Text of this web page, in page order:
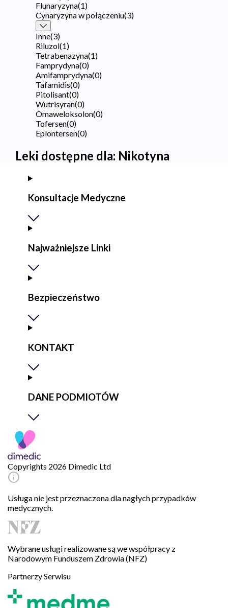
Flunaryzyna(1)
Cynaryzyna w połączeniu(3)
Inne(3)
Riluzol(1)
Tetrabenazyna(1)
Famprydyna(0)
Amifamprydyna(0)
Tafamidis(0)
Pitolisant(0)
Wutrisyran(0)
Omaweloksolon(0)
Tofersen(0)
Eplontersen(0)
Leki dostępne dla: Nikotyna
Konsultacje Medyczne
Najważniejsze Linki
Bezpieczeństwo
KONTAKT
DANE PODMIOTÓW
Copyrights 2026 Dimedic Ltd
Usługa nie jest przeznaczona dla nagłych przypadków
medycznych.
Wybrane usługi realizowane są we współpracy z
Narodowym Funduszem Zdrowia (NFZ)
Partnerzy Serwisu